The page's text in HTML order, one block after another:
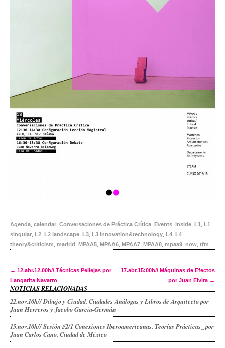
Agenda calendar Conversaciones de Práctica Crítica Events inside L1
L1
singular L2 L2 landscape L3 L3 innovation&technology L4 L4
theory&criticism madrid MPAA5 MPAA6 MPAA7 MPAA8 mpaa9 now tfm
Post navigation
← 12.abr.12.00h// Técnicas Pellejas por
Langarita Navarro
17.abr.15:00h// Máquinas de Efectos
por Juan Elvira →
NOTICIAS RELACIONADAS
22.nov.10h// Dibujo y Ciudad. Ciudades Análogas y Libros de Arquitecto por
Juan Herreros y Jacobo García-Germán
15.nov.10h// Sesión #2/1 Conexiones Iberoamericanas. Teorías Prácticas_ por
Juan Carlos Cano. Ciudad de México